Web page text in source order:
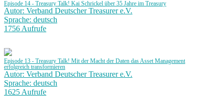
Episode 14 - Treasury Talk! Kai Schrickel über 35 Jahre im Treasury
Autor: Verband Deutscher Treasurer e.V.
Sprache: deutsch
1756 Aufrufe
Episode 13 - Treasury Talk! Mit der Macht der Daten das Asset Management
erfolgreich transformieren
Autor: Verband Deutscher Treasurer e.V.
Sprache: deutsch
1625 Aufrufe